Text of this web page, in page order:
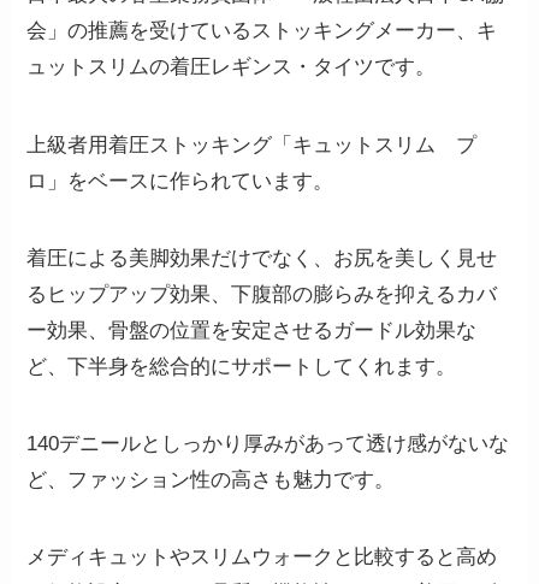
会」の推薦を受けているストッキングメーカー、キ
ュットスリムの着圧レギンス・タイツです。
上級者用着圧ストッキング「キュットスリム プ
ロ」をベースに作られています。
着圧による美脚効果だけでなく、お尻を美しく見せ
るヒップアップ効果、下腹部の膨らみを抑えるカバ
ー効果、骨盤の位置を安定させるガードル効果な
ど、下半身を総合的にサポートしてくれます。
140デニールとしっかり厚みがあって透け感がないな
ど、ファッション性の高さも魅力です。
メディキュットやスリムウォークと比較すると高め